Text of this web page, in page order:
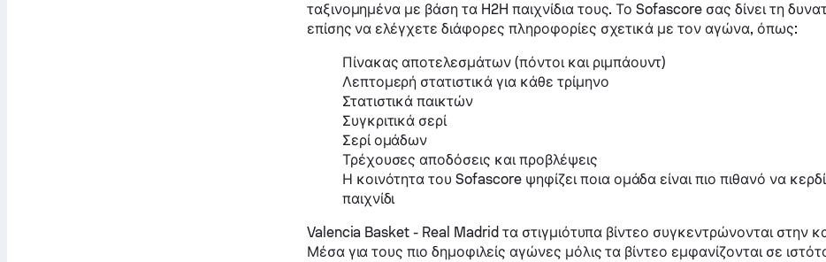
ταξινομημένα με βάση τα H2H παιχνίδια τους. Το Sofascore σας δίνει τη
επίσης να ελέγχετε διάφορες πληροφορίες σχετικά με τον αγώνα, όπως:
Πίνακας αποτελεσμάτων (πόντοι και ριμπάουντ)
Λεπτομερή στατιστικά για κάθε τρίμηνο
Στατιστικά παικτών
Συγκριτικά σερί
Σερί ομάδων
Τρέχουσες αποδόσεις και προβλέψεις
Η κοινότητα του Sofascore ψηφίζει ποια ομάδα είναι πιο πιθανό να
παιχνίδι
Valencia Basket - Real Madrid τα στιγμιότυπα βίντεο συγκεντρώνονται στην
Μέσα για τους πιο δημοφιλείς αγώνες μόλις τα βίντεο εμφανίζονται σε